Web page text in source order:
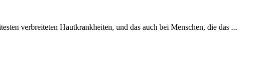
verbreiteten Hautkrankheiten, und das auch bei Menschen, die das ...